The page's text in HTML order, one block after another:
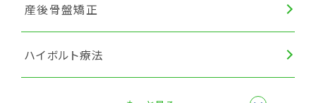
産後骨盤矯正
ハイボルト療法